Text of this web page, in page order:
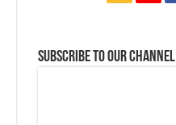
Subscribe to our Channel